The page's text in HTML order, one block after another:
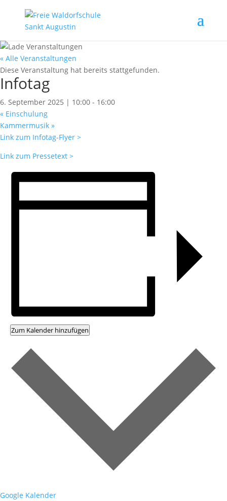
« Alle Veranstaltungen
Diese Veranstaltung hat bereits stattgefunden.
Infotag
6. September 2025 | 10:00 - 16:00
« Einschulung
Kammermusik »
Link zum Infotag-Flyer >
Link zum Pressetext >
Zum Kalender hinzufügen
Google Kalender